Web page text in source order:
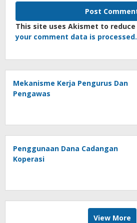
This site uses Akismet to reduce
your comment data is processed.
Mekanisme Kerja Pengurus Dan
Pengawas
Penggunaan Dana Cadangan
Koperasi
View More